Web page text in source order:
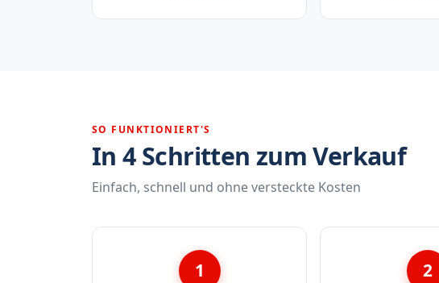
SO FUNKTIONIERT'S
In 4 Schritten zum Verkauf
Einfach, schnell und ohne versteckte Kosten
1 2